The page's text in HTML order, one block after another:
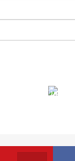
النفاذ إلى